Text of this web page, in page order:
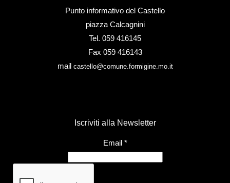
Punto informativo del Castello
piazza Calcagnini
Tel. 059 416145
Fax 059 416143
mail castello@comune.formigine.mo.it
Iscriviti alla Newsletter
Email *